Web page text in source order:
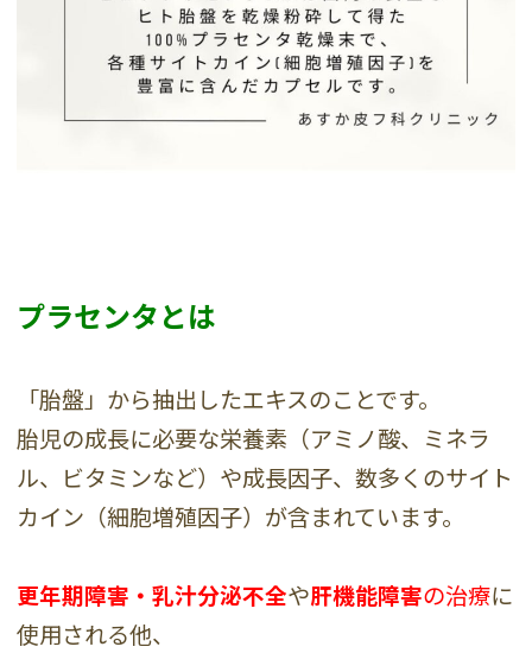
プラセンタとは
「胎盤」から抽出したエキスのことです。
胎児の成長に必要な栄養素（アミノ酸、ミネラ
ル、ビタミンなど）や成長因子、数多くのサイト
カイン（細胞増殖因子）が含まれています。
更年期障害・乳汁分泌不全や肝機能障害の治療に
使用される他、